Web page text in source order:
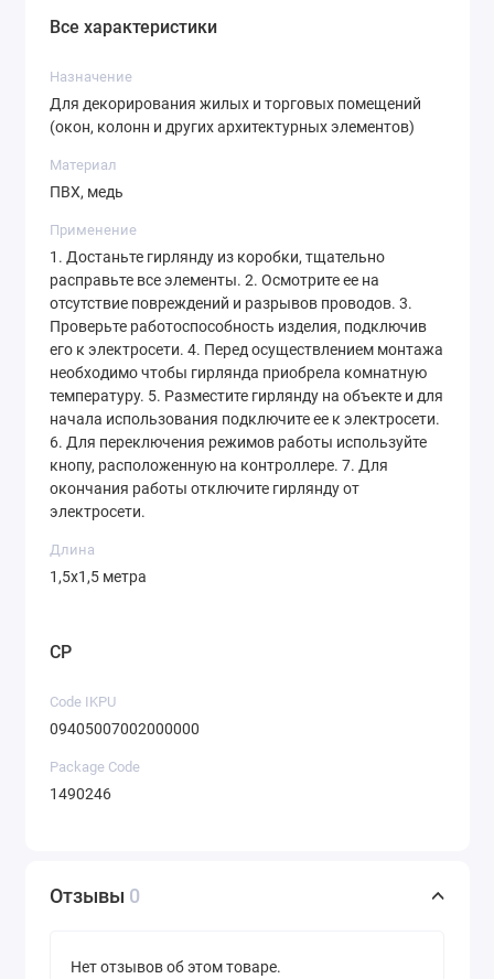
Все характеристики
Назначение
Для декорирования жилых и торговых помещений
(окон, колонн и других архитектурных элементов)
Материал
ПВХ, медь
Применение
1. Достаньте гирлянду из коробки, тщательно
расправьте все элементы. 2. Осмотрите ее на
отсутствие повреждений и разрывов проводов. 3.
Проверьте работоспособность изделия, подключив
его к электросети. 4. Перед осуществлением монтажа
необходимо чтобы гирлянда приобрела комнатную
температуру. 5. Разместите гирлянду на объекте и для
начала использования подключите ее к электросети.
6. Для переключения режимов работы используйте
кнопу, расположенную на контроллере. 7. Для
окончания работы отключите гирлянду от
электросети.
Длина
1,5х1,5 метра
CP
Code IKPU
09405007002000000
Package Code
1490246
Отзывы 0
Нет отзывов об этом товаре.